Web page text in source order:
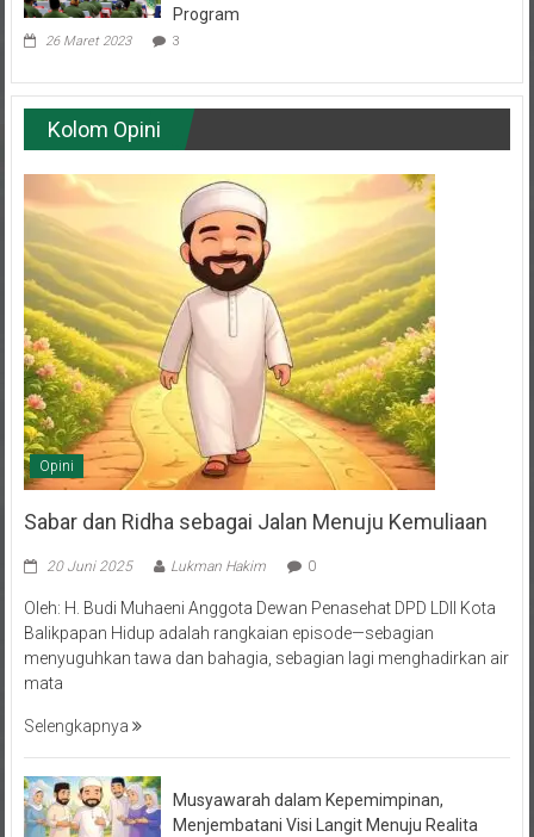
26 Maret 2023 3
Kolom Opini
Opini
Sabar dan Ridha sebagai Jalan Menuju Kemuliaan
Balikpapan Hidup adalah rangkaian episode—sebagian
menyuguhkan tawa dan bahagia, sebagian lagi menghadirkan air
mata
Menjembatani Visi Langit Menuju Realita
Bumi